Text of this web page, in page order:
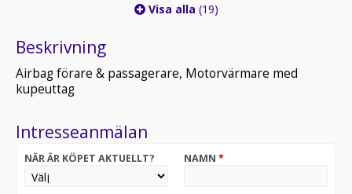
Visa alla (19)
Beskrivning
Airbag förare & passagerare, Motorvärmare med
kupeuttag
Intresseanmälan
NÄR ÄR KÖPET AKTUELLT? NAMN *